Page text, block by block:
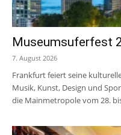
Museumsuferfest
7. August 2026
Frankfurt feiert seine
Musik, Kunst, Design und
die Mainmetropole vom 28.